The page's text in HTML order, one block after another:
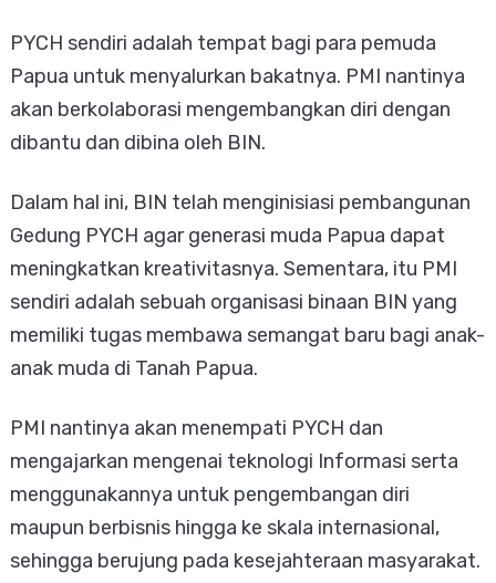
PYCH sendiri adalah tempat bagi para pemuda
Papua untuk menyalurkan bakatnya. PMI nantinya
akan berkolaborasi mengembangkan diri dengan
dibantu dan dibina oleh BIN.
Dalam hal ini, BIN telah menginisiasi pembangunan
Gedung PYCH agar generasi muda Papua dapat
meningkatkan kreativitasnya. Sementara, itu PMI
sendiri adalah sebuah organisasi binaan BIN yang
memiliki tugas membawa semangat baru bagi anak-
anak muda di Tanah Papua.
PMI nantinya akan menempati PYCH dan
mengajarkan mengenai teknologi Informasi serta
menggunakannya untuk pengembangan diri
maupun berbisnis hingga ke skala internasional,
sehingga berujung pada kesejahteraan masyarakat.